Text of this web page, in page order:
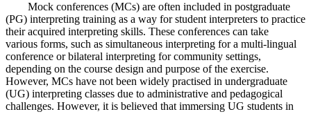
Mock conferences (MCs) are often included in postgraduate
(PG) interpreting training as a way for student interpreters to practice
their acquired interpreting skills. These conferences can take
various forms, such as simultaneous interpreting for a multi-lingual
conference or bilateral interpreting for community settings,
depending on the course design and purpose of the exercise.
However, MCs have not been widely practised in undergraduate
(UG) interpreting classes due to administrative and pedagogical
challenges. However, it is believed that immersing UG students in